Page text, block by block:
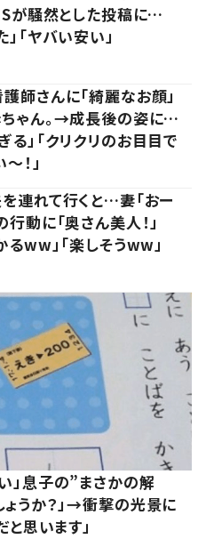
が騒然とした投稿に…
」「ヤバい安い」
師さんに「綺麗なお顔」
ゃん。→成長後の姿に…
る」「クリクリのお目目で
！」
連れて行くと…妻「おー
動に「奥さん美人！」
るww」「楽しそうww」
」息子の”まさかの解
うか？」→衝撃の光景に
と思います」